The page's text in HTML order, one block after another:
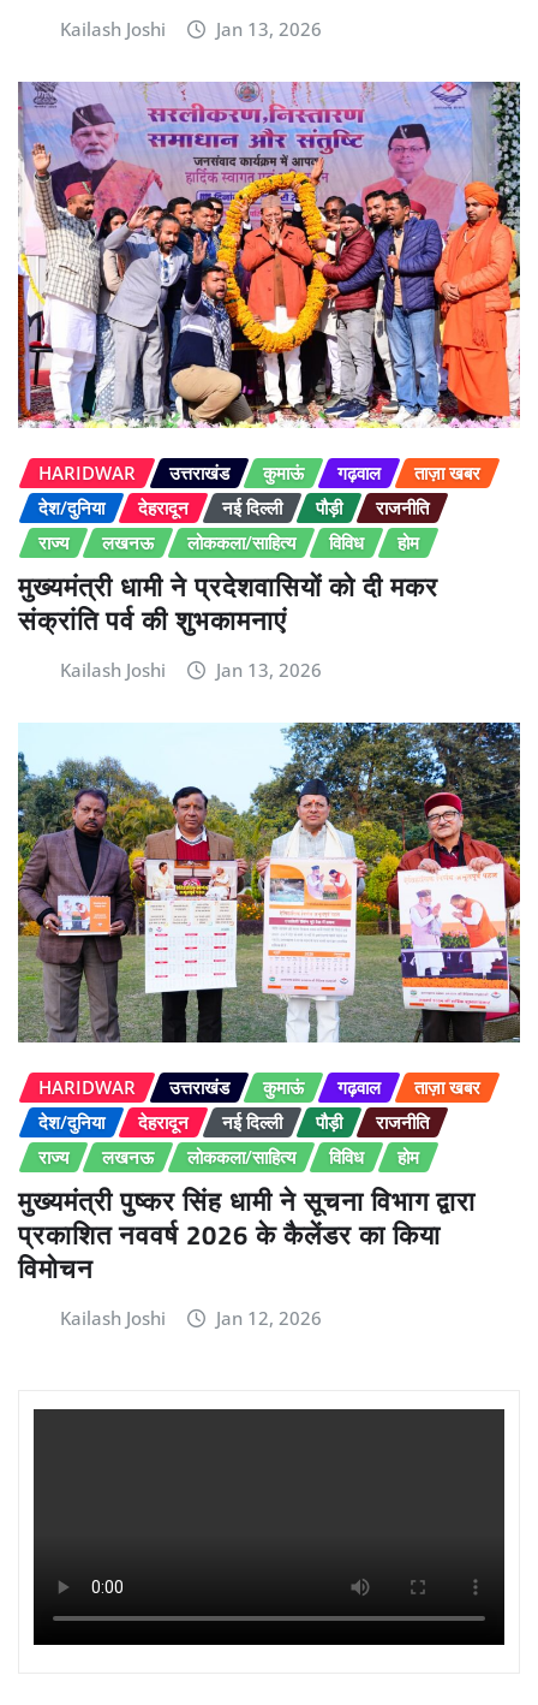
Kailash Joshi Jan 13, 2026
HARIDWAR उत्तराखंड कुमाऊं गढ़वाल
ताज़ा खबर
देश/दुनिया
देहरादून नई दिल्ली पौड़ी
राजनीति
राज्य
लखनऊ लोककला/साहित्य विविध होम
मुख्यमंत्री धामी ने प्रदेशवासियों को दी मकर
संक्रांति पर्व की शुभकामनाएं
Kailash Joshi Jan 13, 2026
HARIDWAR उत्तराखंड कुमाऊं गढ़वाल
ताज़ा खबर
देश/दुनिया
देहरादून नई दिल्ली पौड़ी
राजनीति
राज्य
लखनऊ लोककला/साहित्य विविध होम
मुख्यमंत्री पुष्कर सिंह धामी ने सूचना विभाग द्वारा
प्रकाशित नववर्ष 2026 के कैलेंडर का किया
विमोचन
Kailash Joshi Jan 12, 2026